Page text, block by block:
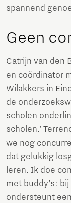
spannend
Geen
Catrijn van den
en coördinator
Wilakkers in
de
scholen
scholen.’
we nog
dat gelukkig
leren. Ik doe
met buddy’s:
ondersteunt